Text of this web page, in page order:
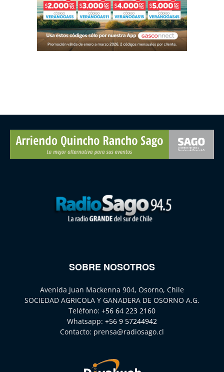
SOBRE NOSOTROS
Avenida Juan Mackenna 904, Osorno, Chile
SOCIEDAD AGRICOLA Y GANADERA DE OSORNO A.G.
Teléfono: +56 64 223 2160
Whatsapp: +56 9 57244942
Contacto: prensa@radiosago.cl